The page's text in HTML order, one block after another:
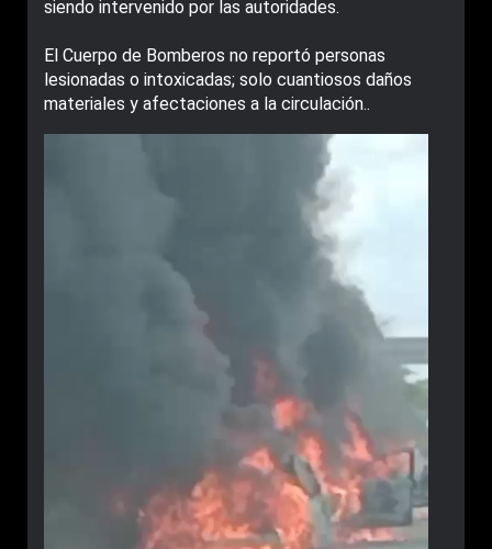
siendo intervenido por las autoridades.
El Cuerpo de Bomberos no reportó personas
lesionadas o intoxicadas; solo cuantiosos daños
materiales y afectaciones a la circulación..